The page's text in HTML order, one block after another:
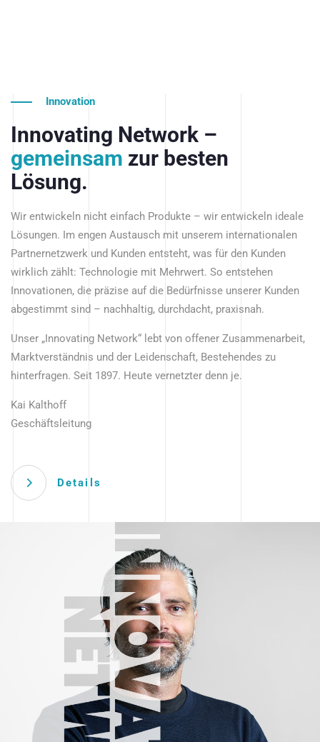
Innovation
Innovating Network –
gemeinsam zur besten
Lösung.
Wir entwickeln nicht einfach Produkte – wir entwickeln ideale
Lösungen. Im engen Austausch mit unserem internationalen
Partnernetzwerk und Kunden entsteht, was für den Kunden
wirklich zählt: Technologie mit Mehrwert. So entstehen
Innovationen, die präzise auf die Bedürfnisse unserer Kunden
abgestimmt sind – nachhaltig, durchdacht, praxisnah.
Unser „Innovating Network“ lebt von offener Zusammenarbeit,
Marktverständnis und der Leidenschaft, Bestehendes zu
hinterfragen. Seit 1897. Heute vernetzter denn je.
Kai Kalthoff
Geschäftsleitung
Details